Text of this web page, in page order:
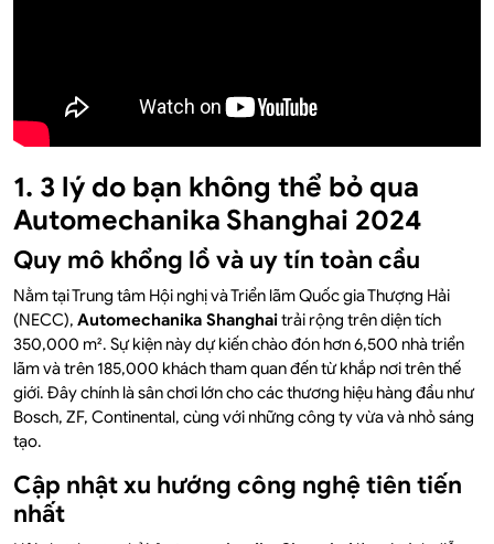
1. 3 lý do bạn không thể bỏ qua
Automechanika Shanghai 2024
Quy mô khổng lồ và uy tín toàn cầu
Nằm tại Trung tâm Hội nghị và Triển lãm Quốc gia Thượng Hải
(NECC), Automechanika Shanghaitrải rộng trên diện tích
350,000 m². Sự kiện này dự kiến chào đón hơn 6,500 nhà triển
lãm và trên 185,000 khách tham quan đến từ khắp nơi trên thế
giới. Đây chính là sân chơi lớn cho các thương hiệu hàng đầu như
Bosch, ZF, Continental, cùng với những công ty vừa và nhỏ sáng
tạo.
Cập nhật xu hướng công nghệ tiên tiến
nhất